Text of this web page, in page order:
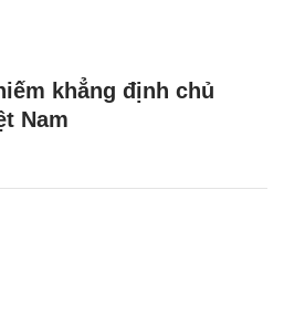
khẳng định chủ
Nam